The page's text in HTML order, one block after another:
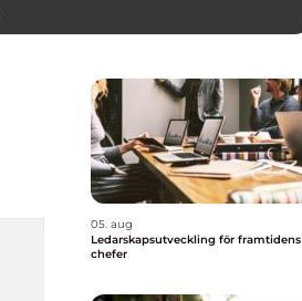
05. aug
Ledarskapsutveckling för framtidens
chefer